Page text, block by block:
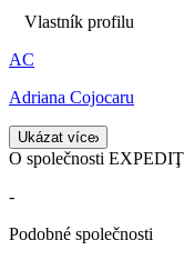
Vlastník profilu
AC
Adriana Cojocaru
Ukázat více
O společnosti
-
Podobné společnosti